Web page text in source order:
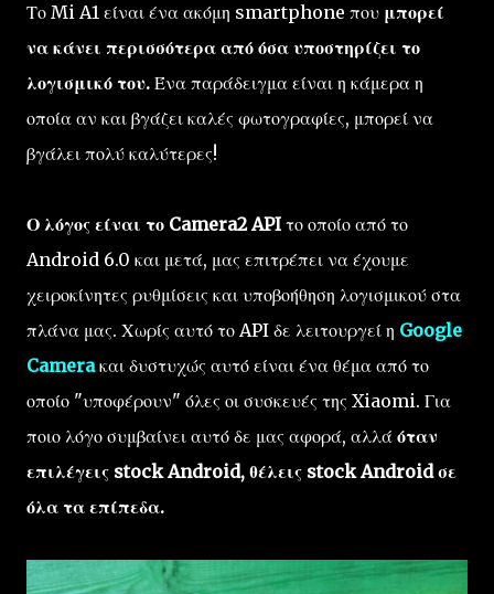
Το Mi A1 είναι ένα ακόμη smartphone που μπορεί
να κάνει περισσότερα από όσα υποστηρίζει το
λογισμικό του. Ένα παράδειγμα είναι η κάμερα η
οποία αν και βγάζει καλές φωτογραφίες, μπορεί να
βγάλει πολύ καλύτερες!
Ο λόγος είναι το Camera2 API το οποίο από το
Android 6.0 και μετά, μας επιτρέπει να έχουμε
χειροκίνητες ρυθμίσεις και υποβοήθηση λογισμικού στα
πλάνα μας. Χωρίς αυτό το API δε λειτουργεί η Google
Cameraκαι δυστυχώς αυτό είναι ένα θέμα από το
οποίο "υποφέρουν" όλες οι συσκευές της Xiaomi. Για
ποιο λόγο συμβαίνει αυτό δε μας αφορά, αλλά όταν
επιλέγεις stock Android, θέλεις stock Android σε
όλα τα επίπεδα.